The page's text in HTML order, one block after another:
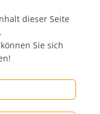
dieser Seite
Sie sich